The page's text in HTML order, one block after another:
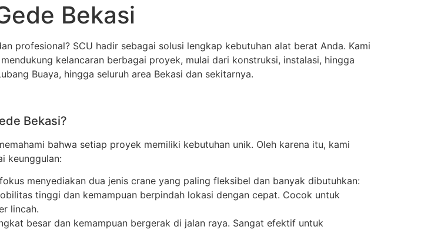
Bekasi
profesional? SCU hadir sebagai solusi lengkap kebutuhan alat berat Anda. Kami
kelancaran berbagai proyek, mulai dari konstruksi, instalasi, hingga
Buaya, hingga seluruh area Bekasi dan sekitarnya.
Bekasi?
bahwa setiap proyek memiliki kebutuhan unik. Oleh karena itu, kami
keunggulan:
menyediakan dua jenis crane yang paling fleksibel dan banyak dibutuhkan:
tinggi dan kemampuan berpindah lokasi dengan cepat. Cocok untuk
lincah.
besar dan kemampuan bergerak di jalan raya. Sangat efektif untuk